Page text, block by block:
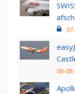
06-